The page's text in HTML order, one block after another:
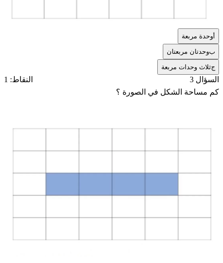
وحدة مربعة
بوحدتان مربعتان
جثلاث وحدات مربعة
السؤال 3
النقاط: 1
كم مساحة الشكل في الصورة ؟